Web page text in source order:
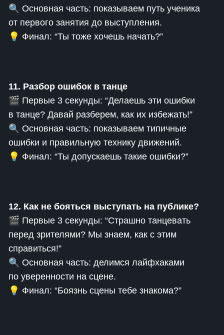
🔍 Основная часть: показываем путь ученика
от первого занятия до выступления.
💡 Финал: “Ты тоже хочешь начать?”
11. Разбор ошибок в танце
🎬 Первые 3 секунды: “Делаешь эти ошибки
в танце? Давай разберем, как их избежать!”
🔍 Основная часть: показываем типичные
ошибки и правильную технику движений.
💡 Финал: “Ты допускаешь такие ошибки?”
12. Как не бояться выступать на публике?
🎬 Первые 3 секунды: “Страшно танцевать
перед зрителями? Мы знаем, как с этим
справиться!”
🔍 Основная часть: делимся лайфхаками
по уверенности на сцене.
💡 Финал: “Боязнь сцены тебе знакома?”